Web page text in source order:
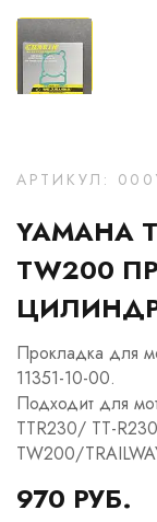
АРТИКУЛ:
YAMAHA
TW200
ЦИЛИНДР
Прокладка для
11351-10-00.
Подходит для
TTR230/ TT-
TW200/
970 РУБ.